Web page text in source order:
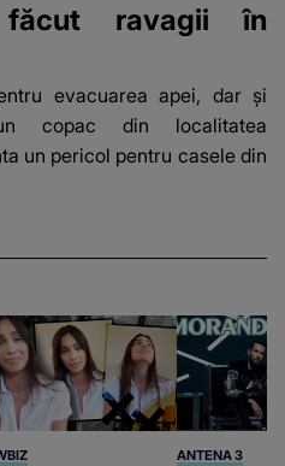
ravagii în
evacuarea apei, dar și
copac din localitatea
un pericol pentru casele din
ANTENA 3